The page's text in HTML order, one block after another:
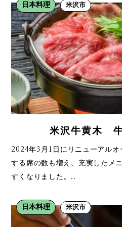
日本料理 米沢市
米沢牛黄木
2024年3月1日にリニューアルオ
する席の数も増え、充実したメ
すくなりました。..
日本料理 米沢市